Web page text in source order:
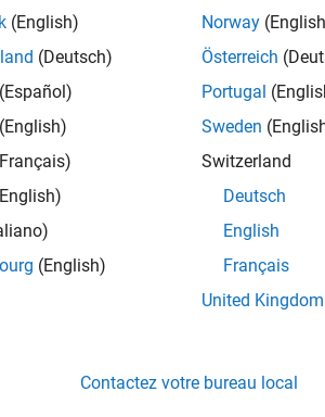
de poste n’ont pas toutes été
région.
Quality Engineer
Quality Engineer
| Ingénierie de la qualité |
your C/C++ development skills to
test suites, Hands-on testing for
(English)
(Deutsch)
(Español)
(English)
(English)
Norway
Österreich
Portugal
Sweden
Switzerland
Deutsch
English
Français
United Kingdom
Contactez votre bureau local